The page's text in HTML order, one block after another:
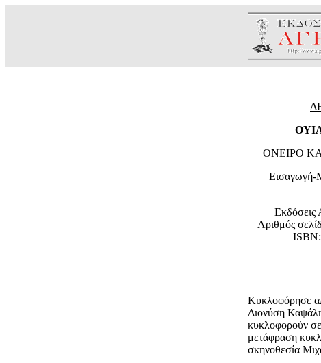
ΟΝΕΙΡΟ
Εισαγωγή-
Εκδόσεις
Αριθμός
Κυκλοφόρησε
Διονύση
κυκλοφορούν
μετάφραση
σκηνοθεσία